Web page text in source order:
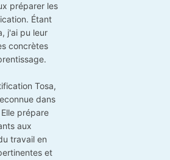
préparer les
Étant
j'ai pu leur
concrètes
Tosa,
dans
prépare
aux
travail en
et